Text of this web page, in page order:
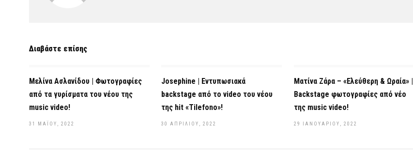
Διαβάστε επίσης
Μελίνα Ασλανίδου | Φωτογραφίες
από τα γυρίσματα του νέου της
music video!
31 ΜΑΪ́ΟΥ, 2022
Josephine | Εντυπωσιακά
backstage από το video του νέου
της hit «Tilefono»!
30 ΑΠΡΙΛΊΟΥ, 2022
Ματίνα Ζάρα – «Ελεύθερη & Ωραία» |
Backstage φωτογραφίες από νέο
της music video!
29 ΙΑΝΟΥΑΡΊΟΥ, 2022